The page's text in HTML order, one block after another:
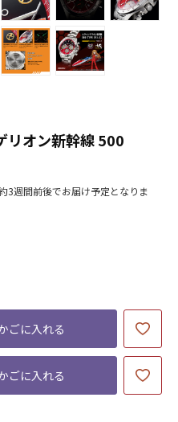
リオン新幹線 500
3週間前後でお届け予定となりま
ごに入れる
ごに入れる